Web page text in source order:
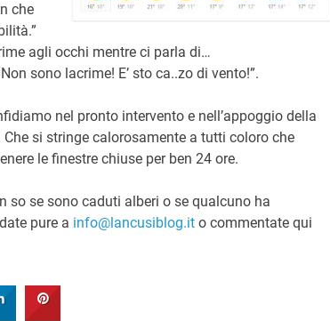
che
agli occhi mentre ci parla di…
sono lacrime! E’ sto ca..zo di vento!”.
nel pronto intervento e nell’appoggio della
si stringe calorosamente a tutti coloro che
le finestre chiuse per ben 24 ore.
so se sono caduti alberi o se qualcuno ha
pure a info@lancusiblog.ito commentate qui